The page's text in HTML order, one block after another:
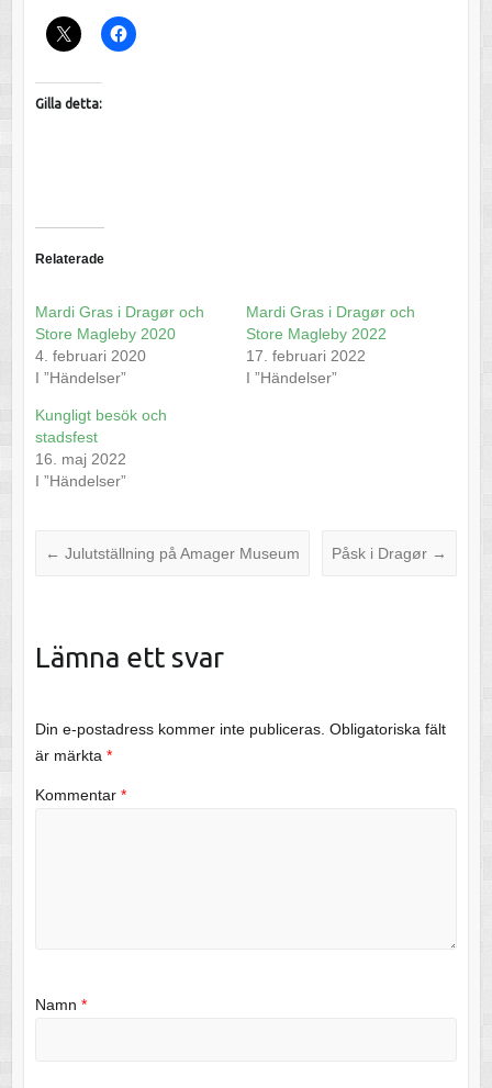
Gilla detta:
Relaterade
Mardi Gras i Dragør och
Store Magleby 2020
4. februari 2020
I ”Händelser”
Mardi Gras i Dragør och
Store Magleby 2022
17. februari 2022
I ”Händelser”
Kungligt besök och
stadsfest
16. maj 2022
I ”Händelser”
← Julutställning på Amager Museum Påsk i Dragør →
Lämna ett svar
Din e-postadress kommer inte publiceras. Obligatoriska fält
är märkta *
Kommentar *
Namn *